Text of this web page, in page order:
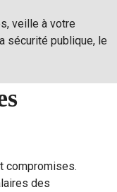
veille à votre
sécurité publique, le
compromises.
des